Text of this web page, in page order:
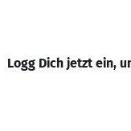
Logg Dich jetzt ein,